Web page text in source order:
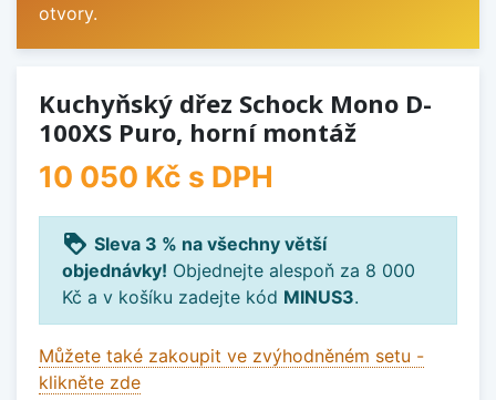
otvory.
Kuchyňský dřez Schock Mono D-
100XS Puro, horní montáž
10 050 Kč s DPH
loyalty Sleva 3 % na všechny větší
objednávky! Objednejte alespoň za 8 000
Kč a v košíku zadejte kód MINUS3.
Můžete také zakoupit ve zvýhodněném setu -
klikněte zde